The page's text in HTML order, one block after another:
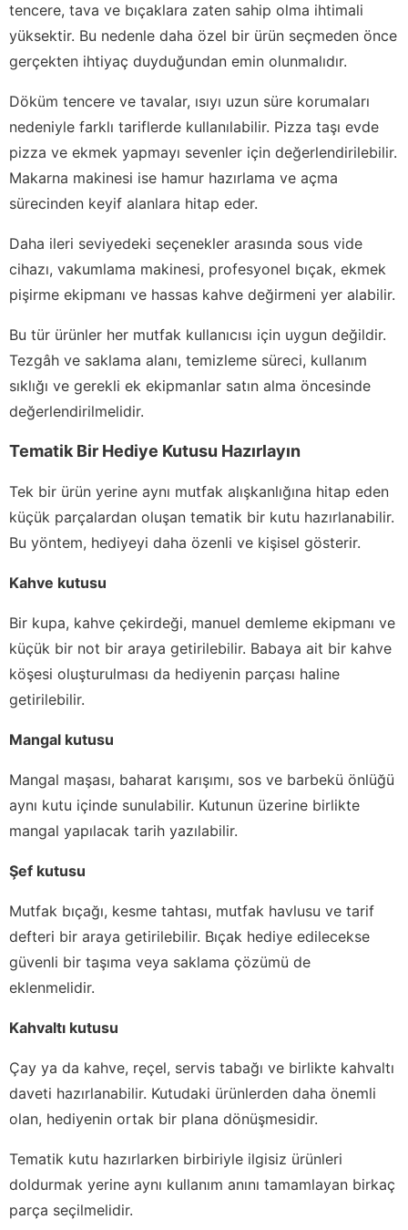
tencere, tava ve bıçaklara zaten sahip olma ihtimali
yüksektir. Bu nedenle daha özel bir ürün seçmeden önce
gerçekten ihtiyaç duyduğundan emin olunmalıdır.
Döküm tencere ve tavalar, ısıyı uzun süre korumaları
nedeniyle farklı tariflerde kullanılabilir. Pizza taşı evde
pizza ve ekmek yapmayı sevenler için değerlendirilebilir.
Makarna makinesi ise hamur hazırlama ve açma
sürecinden keyif alanlara hitap eder.
Daha ileri seviyedeki seçenekler arasında sous vide
cihazı, vakumlama makinesi, profesyonel bıçak, ekmek
pişirme ekipmanı ve hassas kahve değirmeni yer alabilir.
Bu tür ürünler her mutfak kullanıcısı için uygun değildir.
Tezgâh ve saklama alanı, temizleme süreci, kullanım
sıklığı ve gerekli ek ekipmanlar satın alma öncesinde
değerlendirilmelidir.
Tematik Bir Hediye Kutusu Hazırlayın
Tek bir ürün yerine aynı mutfak alışkanlığına hitap eden
küçük parçalardan oluşan tematik bir kutu hazırlanabilir.
Bu yöntem, hediyeyi daha özenli ve kişisel gösterir.
Kahve kutusu
Bir kupa, kahve çekirdeği, manuel demleme ekipmanı ve
küçük bir not bir araya getirilebilir. Babaya ait bir kahve
köşesi oluşturulması da hediyenin parçası haline
getirilebilir.
Mangal kutusu
Mangal maşası, baharat karışımı, sos ve barbekü önlüğü
aynı kutu içinde sunulabilir. Kutunun üzerine birlikte
mangal yapılacak tarih yazılabilir.
Şef kutusu
Mutfak bıçağı, kesme tahtası, mutfak havlusu ve tarif
defteri bir araya getirilebilir. Bıçak hediye edilecekse
güvenli bir taşıma veya saklama çözümü de
eklenmelidir.
Kahvaltı kutusu
Çay ya da kahve, reçel, servis tabağı ve birlikte kahvaltı
daveti hazırlanabilir. Kutudaki ürünlerden daha önemli
olan, hediyenin ortak bir plana dönüşmesidir.
Tematik kutu hazırlarken birbiriyle ilgisiz ürünleri
doldurmak yerine aynı kullanım anını tamamlayan birkaç
parça seçilmelidir.